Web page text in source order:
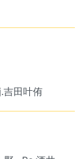
吉田叶侑